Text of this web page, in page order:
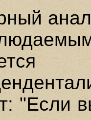
"Если